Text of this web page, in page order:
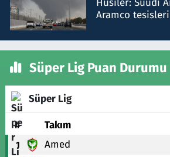
Husiler: Suudi
Aramco
Süper Lig Puan Durumu
Süper Lig
# Takım
1 Amed